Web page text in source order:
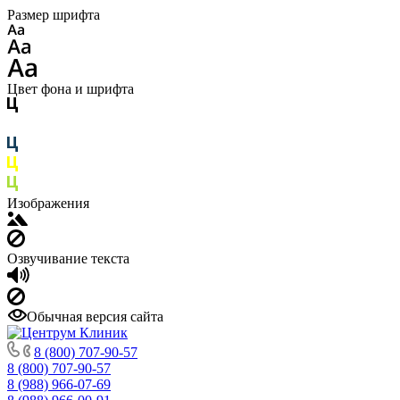
Размер шрифта
Цвет фона и шрифта
Изображения
Озвучивание текста
Обычная версия сайта
8 (800) 707-90-57
8 (800) 707-90-57
8 (988) 966-07-69